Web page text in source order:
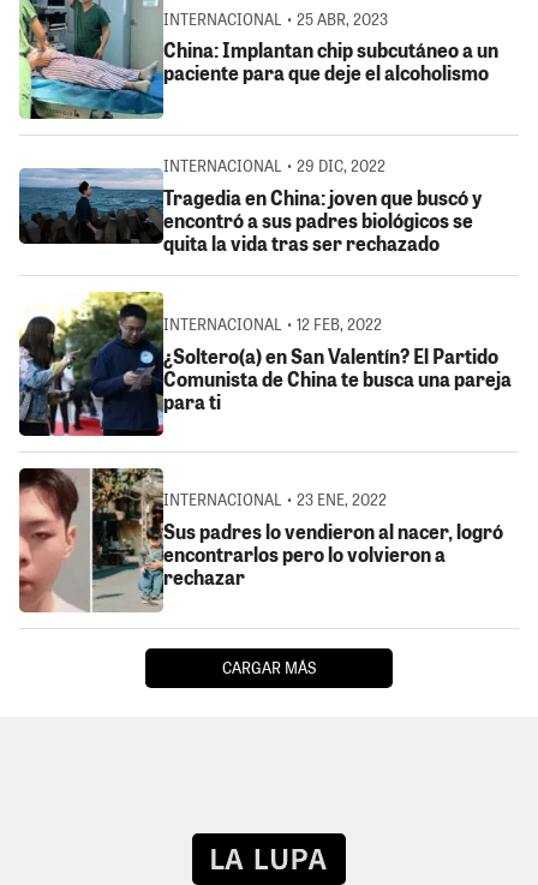
INTERNACIONAL • 25 ABR, 2023
China: Implantan chip subcutáneo a un
paciente para que deje el alcoholismo
INTERNACIONAL • 29 DIC, 2022
Tragedia en China: joven que buscó y
encontró a sus padres biológicos se
quita la vida tras ser rechazado
INTERNACIONAL • 12 FEB, 2022
¿Soltero(a) en San Valentín? El Partido
Comunista de China te busca una pareja
para ti
INTERNACIONAL • 23 ENE, 2022
Sus padres lo vendieron al nacer, logró
encontrarlos pero lo volvieron a
rechazar
CARGAR MÁS